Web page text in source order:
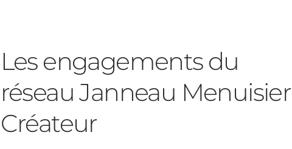
Les engagements du
réseau Janneau Menuisier
Créateur